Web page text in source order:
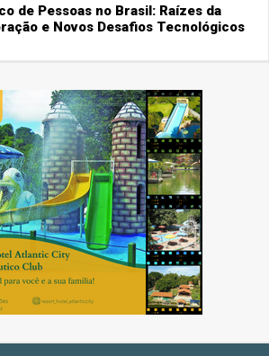
de Pessoas no Brasil: Raízes da
e Novos Desafios Tecnológicos